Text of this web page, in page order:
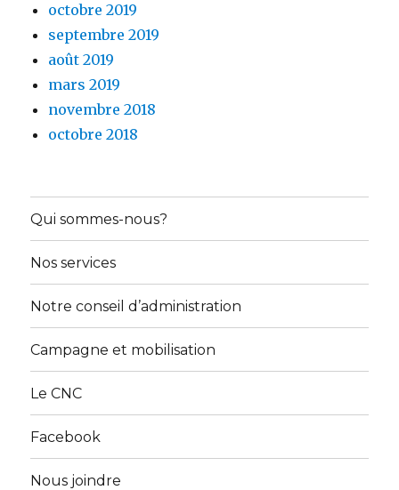
octobre 2019
septembre 2019
août 2019
mars 2019
novembre 2018
octobre 2018
Qui sommes-nous?
Nos services
Notre conseil d’administration
Campagne et mobilisation
Le CNC
Facebook
Nous joindre